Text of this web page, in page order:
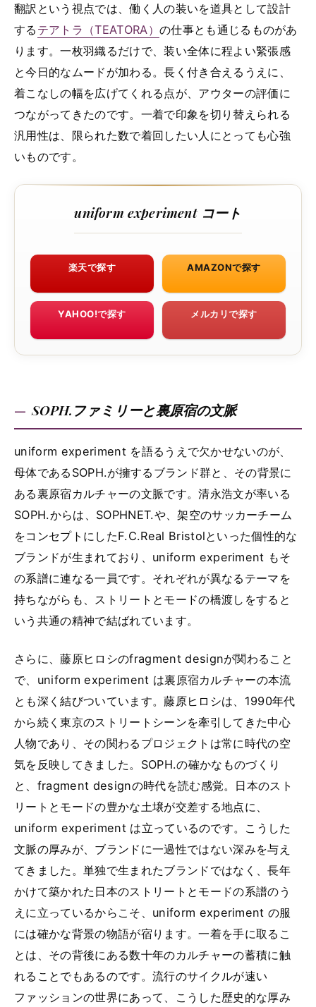
翻訳という視点では、働く人の装いを道具として設計
する テアトラ（TEATORA） の仕事とも通じるものがあ
ります。一枚羽織るだけで、装い全体に程よい緊張感
と今日的なムードが加わる。長く付き合えるうえに、
着こなしの幅を広げてくれる点が、アウターの評価に
つながってきたのです。一着で印象を切り替えられる
汎用性は、限られた数で着回したい人にとっても心強
いものです。
uniform experiment コート
楽天で探す AMAZONで探す
YAHOO!で探す メルカリで探す
SOPH.ファミリーと裏原宿の文脈
uniform experiment を語るうえで欠かせないのが、
母体であるSOPH.が擁するブランド群と、その背景に
ある裏原宿カルチャーの文脈です。清永浩文が率いる
SOPH.からは、SOPHNET.や、架空のサッカーチーム
をコンセプトにしたF.C.Real Bristolといった個性的な
ブランドが生まれており、uniform experiment もそ
の系譜に連なる一員です。それぞれが異なるテーマを
持ちながらも、ストリートとモードの橋渡しをすると
いう共通の精神で結ばれています。
さらに、藤原ヒロシのfragment designが関わること
で、uniform experiment は裏原宿カルチャーの本流
とも深く結びついています。藤原ヒロシは、1990年代
から続く東京のストリートシーンを牽引してきた中心
人物であり、その関わるプロジェクトは常に時代の空
気を反映してきました。SOPH.の確かなものづくり
と、fragment designの時代を読む感覚。日本のスト
リートとモードの豊かな土壌が交差する地点に、
uniform experiment は立っているのです。こうした
文脈の厚みが、ブランドに一過性ではない深みを与え
てきました。単独で生まれたブランドではなく、長年
かけて築かれた日本のストリートとモードの系譜のう
えに立っているからこそ、uniform experiment の服
には確かな背景の物語が宿ります。一着を手に取るこ
とは、その背後にある数十年のカルチャーの蓄積に触
れることでもあるのです。流行のサイクルが速い
ファッションの世界にあって、こうした歴史的な厚み